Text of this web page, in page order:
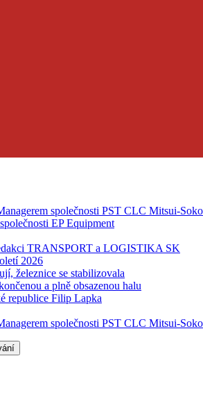
společnosti PST CLC Mitsui-Soko
EP Equipment
TRANSPORT a LOGISTIKA SK
2026
železnice se stabilizovala
a plně obsazenou halu
republice Filip Lapka
společnosti PST CLC Mitsui-Soko